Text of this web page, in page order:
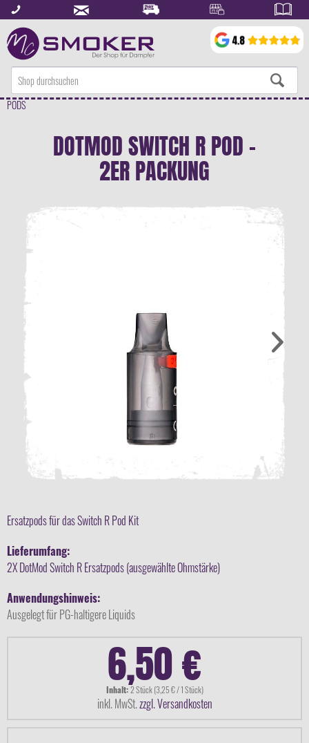
PODS
DOTMOD SWITCH R POD -
2ER PACKUNG
Ersatzpods für das Switch R Pod Kit
Lieferumfang:
2X DotMod Switch R Ersatzpods (ausgewählte Ohmstärke)
Anwendungshinweis:
Ausgelegt für PG-haltigere Liquids
6,50 €
Inhalt:2 Stück (3,25 € / 1 Stück)
inkl. MwSt.zzgl. Versandkosten